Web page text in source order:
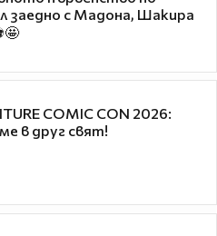
заедно с Мадона, Шакира
COMIC CON 2026:
в друг свят!